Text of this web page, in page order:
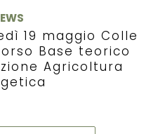
19 maggio Colle
Base teorico
Agricoltura